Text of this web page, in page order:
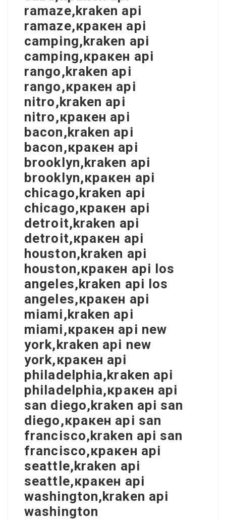
ramaze,kraken api
ramaze,кракен api
camping,kraken api
camping,кракен api
rango,kraken api
rango,кракен api
nitro,kraken api
nitro,кракен api
bacon,kraken api
bacon,кракен api
brooklyn,kraken api
brooklyn,кракен api
chicago,kraken api
chicago,кракен api
detroit,kraken api
detroit,кракен api
houston,kraken api
houston,кракен api los
angeles,kraken api los
angeles,кракен api
miami,kraken api
miami,кракен api new
york,kraken api new
york,кракен api
philadelphia,kraken api
philadelphia,кракен api
san diego,kraken api san
diego,кракен api san
francisco,kraken api san
francisco,кракен api
seattle,kraken api
seattle,кракен api
washington,kraken api
washington